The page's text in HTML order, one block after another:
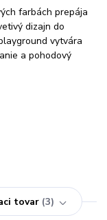
farbách prepája
dizajn do
vytvára
a pohodový
tovar 3